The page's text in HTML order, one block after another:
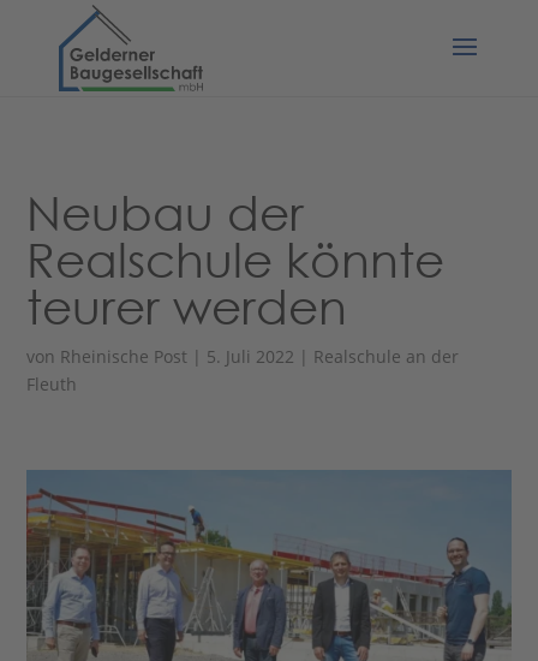
Neubau der
Realschule könnte
teurer werden
von Rheinische Post | 5. Juli 2022 | Realschule an der
Fleuth